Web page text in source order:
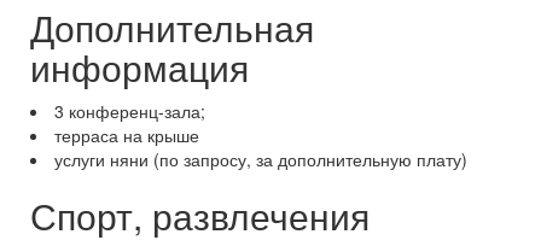
Дополнительная
информация
3 конференц-зала;
терраса на крыше
услуги няни (по запросу, за дополнительную плату)
Спорт, развлечения